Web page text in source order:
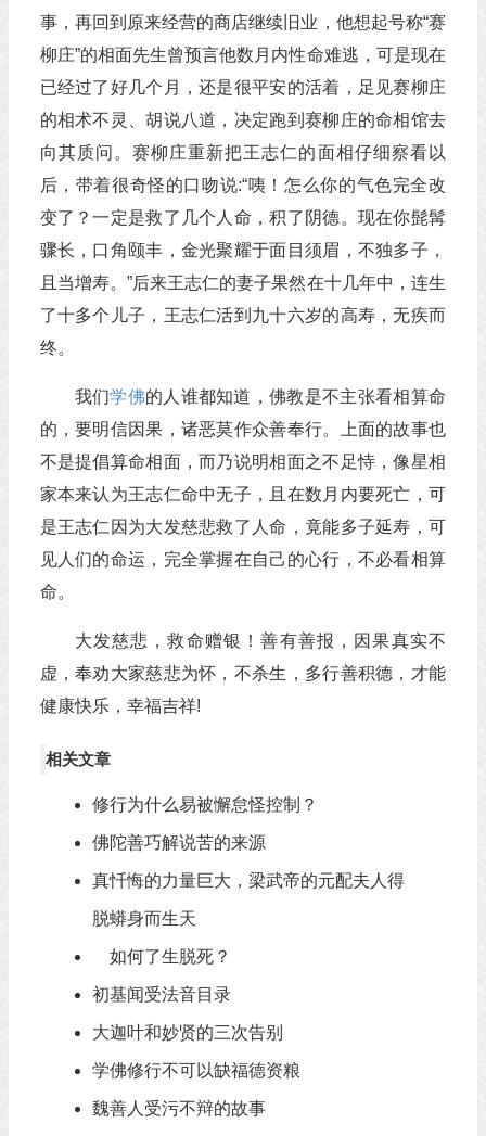
事，再回到原来经营的商店继续旧业，他想起号称“赛
柳庄”的相面先生曾预言他数月内性命难逃，可是现在
已经过了好几个月，还是很平安的活着，足见赛柳庄
的相术不灵、胡说八道，决定跑到赛柳庄的命相馆去
向其质问。赛柳庄重新把王志仁的面相仔细察看以
后，带着很奇怪的口吻说:“咦！怎么你的气色完全改
变了？一定是救了几个人命，积了阴德。现在你髭髯
骤长，口角颐丰，金光聚耀于面目须眉，不独多子，
且当增寿。”后来王志仁的妻子果然在十几年中，连生
了十多个儿子，王志仁活到九十六岁的高寿，无疾而
终。
我们学佛的人谁都知道，佛教是不主张看相算命
的，要明信因果，诸恶莫作众善奉行。上面的故事也
不是提倡算命相面，而乃说明相面之不足恃，像星相
家本来认为王志仁命中无子，且在数月内要死亡，可
是王志仁因为大发慈悲救了人命，竟能多子延寿，可
见人们的命运，完全掌握在自己的心行，不必看相算
命。
大发慈悲，救命赠银！善有善报，因果真实不
虚，奉劝大家慈悲为怀，不杀生，多行善积德，才能
健康快乐，幸福吉祥!
相关文章
修行为什么易被懈怠怪控制？
佛陀善巧解说苦的来源
真忏悔的力量巨大，梁武帝的元配夫人得
脱蟒身而生天
如何了生脱死？
初基闻受法音目录
大迦叶和妙贤的三次告别
学佛修行不可以缺福德资粮​
魏善人受污不辩的故事